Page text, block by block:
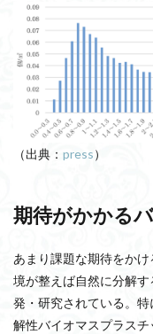
（出典： press）
期待がかかる
あまり課題な期待をか
境が整えば自然に分解
発・研究されている。
解性バイオマスプラス